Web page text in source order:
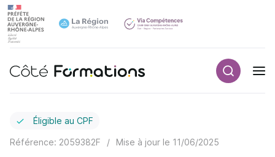
Navigation principale
Éligible au CPF
Référence: 2059382F / Mise à jour le 11/06/2025